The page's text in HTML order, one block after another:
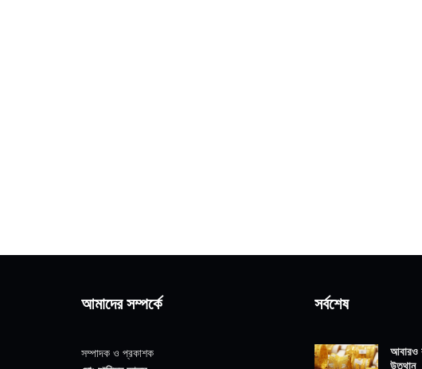
আমাদের সম্পর্কে
সম্পাদক ও প্রকাশক
সর্বশেষ
আবারও
উত্থান